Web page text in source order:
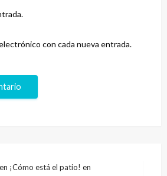
con cada nueva entrada.
¡Cómo está el patio! en